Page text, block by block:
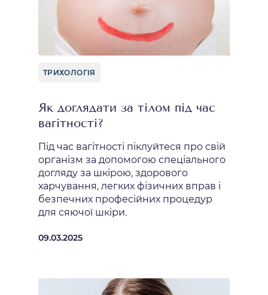
ТРИХОЛОГІЯ
Як доглядати за тілом під час
вагітності?
Під час вагітності піклуйтеся про свій
організм за допомогою спеціального
догляду за шкірою, здорового
харчування, легких фізичних вправ і
безпечних професійних процедур
для сяючої шкіри.
09.03.2025